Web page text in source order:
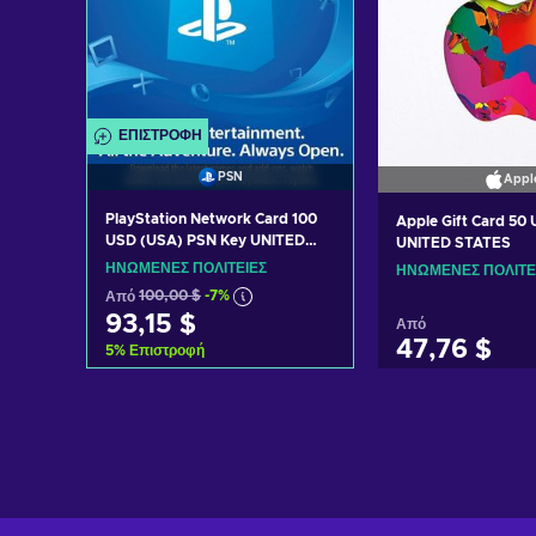
ΕΠΙΣΤΡΟΦΉ
PSN
PlayStation Network Card 100
USD (USA) PSN Key UNITED
STATES
ΗΝΩΜΈΝΕΣ ΠΟΛΙΤΕΊΕΣ
Από 100,00 $ -7%
93,15 $
5% Επιστροφή
Apple Gift Card 50
UNITED STATES
ΗΝΩΜΈΝΕΣ
Από
47,76 $